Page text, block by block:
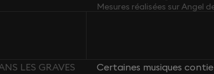
Mesures réalisées sur Angel
LES GRAVES
Certaines musiques